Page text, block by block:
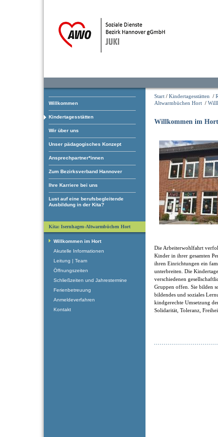
Willkommen
Kindertagesstätten
Wir über uns
Unser pädagogisches Konzept
Ansprechpartner*innen
Zum Bezirksverband Hannover
Ihre Karriere bei uns
Lust auf eine berufsbegleitende
Ausbildung in der Kita?
Start / Kindertagesstätten /
Altwarmbüchen Hort /
Willkommen im
Die Arbeiterwohlfahrt
Kinder in ihrer gesamten
ihren Einrichtungen ein
unterbreiten. Die
verschiedenen
Gruppen offen. Sie bilden
bildendes und soziales
kindgerechte Umsetzung
Solidarität, Toleranz,
Kita: Isernhagen-Altwarmbüchen Hort
Willkommen im Hort
Akutelle Informationen
Leitung | Team
Öffnungszeiten
Schließzeiten und Jahrestermine
Ferienbetreuung
Anmeldeverfahren
Kontakt